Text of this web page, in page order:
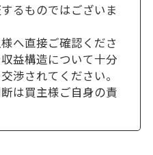
るものではございま
へ直接ご確認くださ
益構造について十分
渉されてください。
は買主様ご自身の責